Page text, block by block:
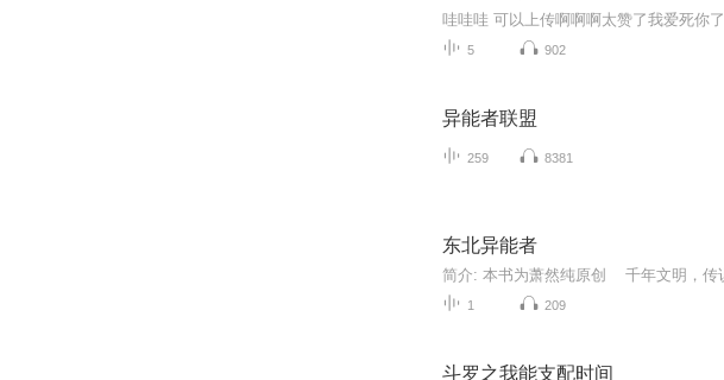
哇哇哇 可以上传啊啊啊太赞了我爱死你了
5 902
异能者联盟
259 8381
东北异能者
1 209
斗罗之我能支配时间